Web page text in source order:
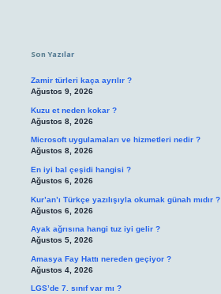
Son Yazılar
Zamir türleri kaça ayrılır ?
Ağustos 9, 2026
Kuzu et neden kokar ?
Ağustos 8, 2026
Microsoft uygulamaları ve hizmetleri nedir ?
Ağustos 8, 2026
En iyi bal çeşidi hangisi ?
Ağustos 6, 2026
Kur’an’ı Türkçe yazılışıyla okumak günah mıdır ?
Ağustos 6, 2026
Ayak ağrısına hangi tuz iyi gelir ?
Ağustos 5, 2026
Amasya Fay Hattı nereden geçiyor ?
Ağustos 4, 2026
LGS’de 7. sınıf var mı ?